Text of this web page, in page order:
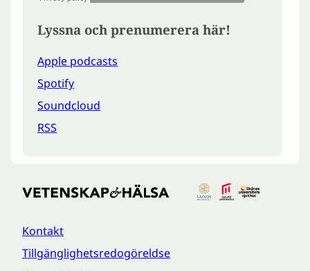
Lyssna och prenumerera här!
Apple podcasts
Spotify
Soundcloud
RSS
Kontakt
Tillgänglighetsredogöreldse